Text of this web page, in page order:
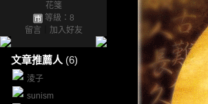
花箋
等級：8
留言
加入好友
文章推薦人 (6)
淩子
sunism